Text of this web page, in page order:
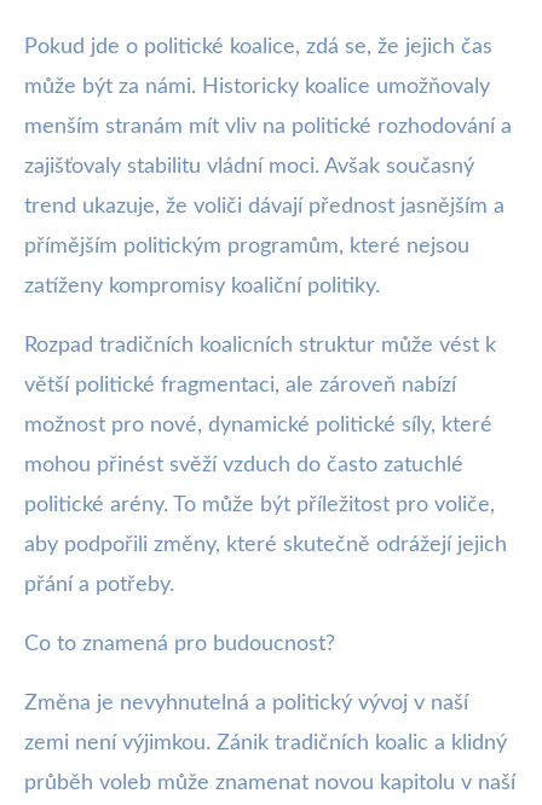
Pokud jde o politické koalice, zdá se, že jejich čas
může být za námi. Historicky koalice umožňovaly
menším stranám mít vliv na politické rozhodování a
zajišťovaly stabilitu vládní moci. Avšak současný
trend ukazuje, že voliči dávají přednost jasnějším a
přímějším politickým programům, které nejsou
zatíženy kompromisy koaliční politiky.
Rozpad tradičních koalicních struktur může vést k
větší politické fragmentaci, ale zároveň nabízí
možnost pro nové, dynamické politické síly, které
mohou přinést svěží vzduch do často zatuchlé
politické arény. To může být příležitost pro voliče,
aby podpořili změny, které skutečně odrážejí jejich
přání a potřeby.
Co to znamená pro budoucnost?
Změna je nevyhnutelná a politický vývoj v naší
zemi není výjimkou. Zánik tradičních koalic a klidný
průběh voleb může znamenat novou kapitolu v naší